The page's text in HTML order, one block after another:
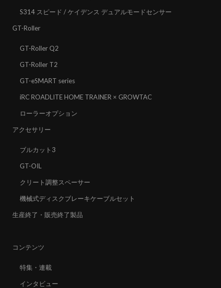
S314 スピード / ケイデンス デュアルモードセンサー
GT-Roller
GT-Roller Q2
GT-Roller T2
GT-eSMART series
iRC ROADLITE HOME TRAINER × GROWTAC
ローラーオプション
アクセサリー
ブルカット3
GT-OIL
クリート調整スペーサー
機械式ディスクブレーキケーブルセット
生産終了・販売終了製品
コンテンツ
特集・連載
インタビュー